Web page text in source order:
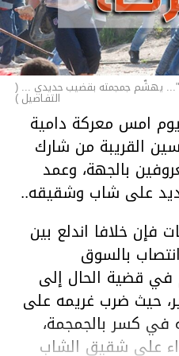
يهشّم جمجمته بقضيب حديدي ... (
التفـاصيل )
امس معركة دامية
القريبة من شارك
بالجهة، وعمد
على شاب وشقيقه..
خلافا اندلع بين
بالسوق
في قضية الحال إلى
حيث ضرب غريمه على
كسر بالجمجمة،
على شقيق الشاب